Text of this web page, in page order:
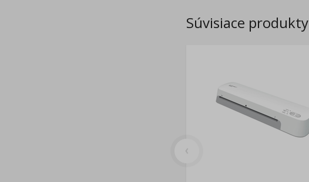
Súvisiace produkty